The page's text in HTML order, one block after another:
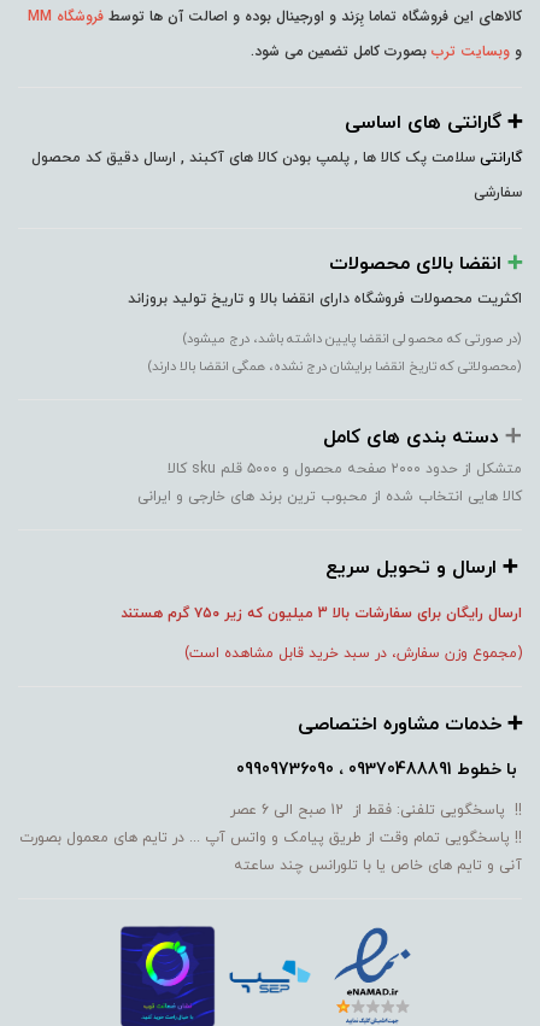
کالاهای این فروشگاه تماما بِرَند و اورجینال بوده و اصالت آن ها توسط فروشگاه MM
و وبسایت ترب بصورت کامل تضمین می شود.
➕️ گارانتی های اساسی
گارانتی سلامت پک کالا ها , پلمپ بودن کالا های آکبند , ارسال دقیق کد محصول
سفارشی
➕️ انقضا بالای محصولات
اکثریت محصولات فروشگاه دارای انقضا بالا و تاریخ تولید بروزاند
(در صورتی که محصولی انقضا پایین داشته باشد، درج میشود)
(محصولاتی که تاریخ انقضا برایشان درج نشده، همگی انقضا بالا دارند)
➕️ دسته بندی های کامل
متشکل از حدود ۲۰۰۰ صفحه محصول و ۵۰۰۰ قلم sku کالا
کالا هایی انتخاب شده از محبوب ترین برند های خارجی و ایرانی
➕️ ارسال و تحویل سریع
ارسال رایگان برای سفارشات بالا 3 میلیون که زیر ۷۵۰ گرم هستند
(مجموع وزن سفارش، در سبد خرید قابل مشاهده است)
➕️ خدمات مشاوره اختصاصی
با خطوط 09370488891 ، 09909736090
!! پاسخگویی تلفنی: فقط از 12 صبح الی 6 عصر
!! پاسخگویی تمام وقت از طریق پیامک و واتس آپ ... در تایم های معمول بصورت
آنی و تایم های خاص یا با تلورانس چند ساعته